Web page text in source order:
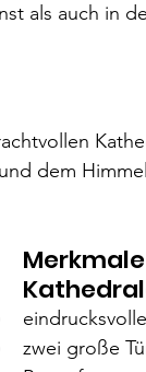
als auch in
dem
zwei große